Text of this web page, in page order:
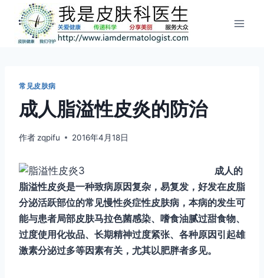
常见皮肤病
成人脂溢性皮炎的防治
作者 zqpifu 2016年4月18日
成人的
脂溢性皮炎是一种致病原因复杂，易复发，好发在皮脂
分泌活跃部位的常见慢性炎症性皮肤病，本病的发生可
能与患者局部皮肤马拉色菌感染、嗜食油腻过甜食物、
过度使用化妆品、长期精神过度紧张、各种原因引起雄
激素分泌过多等因素有关，尤其以肥胖者多见。